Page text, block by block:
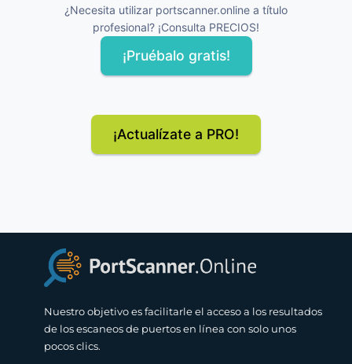
¿Necesita utilizar portscanner.online a título
profesional? ¡Consulta PRECIOS!
¡Pruébalo gratis!
¡Actualízate a PRO!
Nuestro objetivo es facilitarle el acceso a los resultados
de los escaneos de puertos en línea con solo unos
pocos clics.